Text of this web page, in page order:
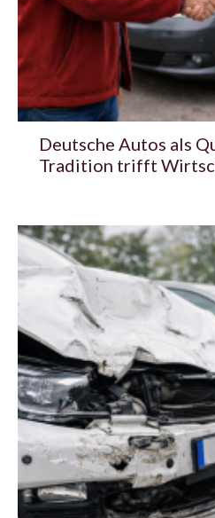
Deutsche Autos als
Tradition trifft